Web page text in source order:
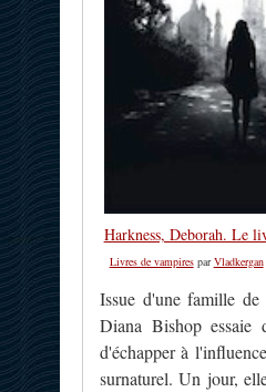
Harkness, Deborah. Le
Livres de vampiresparVladkergan
Issue d'une famille de
Diana Bishop essaie
d'échapper à
surnaturel. Un jour,